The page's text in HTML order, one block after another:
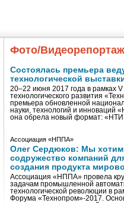
Фото/
Состоялась премьера
технологической
20–22 июня 2017 года в рамках
технологического развития
премьера обновленной
науки, технологий и инноваций
она обрела новый формат:
Ассоциация «НППА»
Олег Сердюков: Мы хотим
содружество компаний
создания продукта
Ассоциация «НППА» провела
задачам промышленной
технологической революции в
Форума «Технопром»-2017.